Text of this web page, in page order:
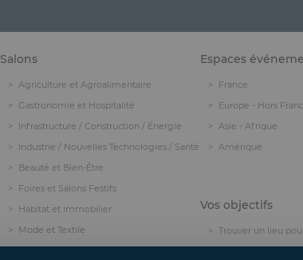
Salons
Agriculture et Agroalimentaire
Gastronomie et Hospitalité
Infrastructure / Construction / Énergie
Industrie / Nouvelles Technologies / Santé
Beauté et Bien-Être
Foires et Salons Festifs
Habitat et Immobilier
Mode et Textile
Espaces
France
Europe - Hors
Asie - Afrique
Amérique
Vos objectifs
Trouver un lieu